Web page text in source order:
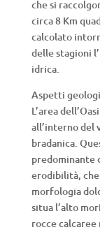
che si
circa 8 Km
calcolato
delle stagioni
idrica.
Aspetti
L’area
all’interno del
bradanica.
predominante
erodibilità, che
morfologia
situa l’alto
rocce